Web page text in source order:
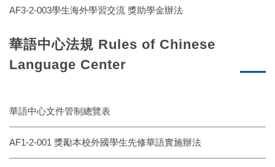
AF3-2-003學生海外學習交流 獎助學金辦法
華語中心法規 Rules of Chinese
Language Center
華語中心文件管制總覽表
AF1-2-001 獎勵本校外國學生先修華語實施辦法